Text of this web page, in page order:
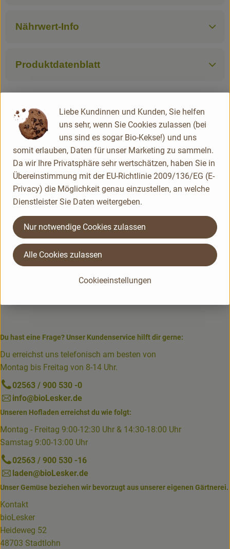
Nährwert-Info
Produktdatenblatt
Herkunft
Davert
Du hast eine Frage? Unser Kundenservice hilft dir gerne:
Du erreichst uns telefonisch am besten von
Montag bis Freitag von 8-14 Uhr.
02563 / 900 530 -0
info@bioLesker.de
Unseren Hofladen erreichst du wie folgt:
Montag - Freitag 9:00-12:30 Uhr & 14:30-18:00 Uhr
Samstag 9:00-13:00 Uhr
02563 / 900 530 -16
laden@bioLesker.de
Unser Gemüse beziehen wir bevorzugt aus unserer eigenen Gärtnerei.
Kontakt
bioLesker
Heideweg 52
48703 Stadtlohn
Liebe Kundinnen und Kunden, Sie helfen
uns sehr, wenn Sie Cookies zulassen (bei
uns sind es sogar Bio-Kekse!) und uns
somit erlauben, Daten für unser Marketing zu sammeln.
Da wir Ihre Privatsphäre sehr wertschätzen, haben Sie in
Übereinstimmung mit der EU-Richtlinie 2009/136/EG (E-
Privacy) die Möglichkeit genau einzustellen, an welche
Dienstleister Sie Daten weitergeben.
Cookieeinstellungen
Nur notwendige Cookies zulassen
Alle Cookies zulassen